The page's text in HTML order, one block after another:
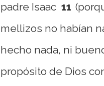
padre Isaac 11
mellizos no habían
hecho nada, ni
propósito de Dios